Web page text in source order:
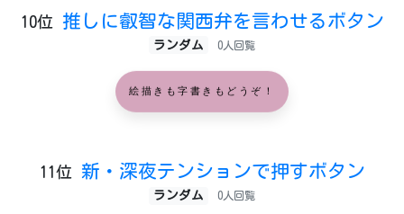
10位 推しに叡智な関西弁を言わせるボタン
ランダム 0人回覧
絵描きも字書きもどうぞ！
11位 新・深夜テンションで押すボタン
ランダム 0人回覧